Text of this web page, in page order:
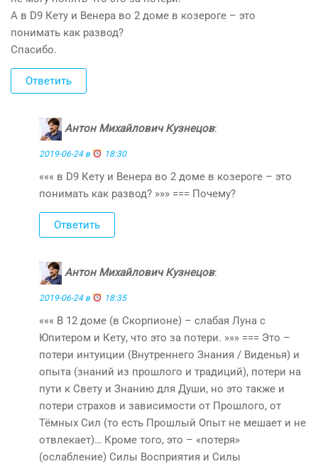
А в D9 Кету и Венера во 2 доме в козероге – это
понимать как развод?
Спасибо.
Ответить
Антон Михайлович Кузнецов:
2019-06-24 в 18:30
««« в D9 Кету и Венера во 2 доме в козероге – это
понимать как развод? »»» === Почему?
Ответить
Антон Михайлович Кузнецов:
2019-06-24 в 18:35
««« В 12 доме (в Скорпионе) – слабая Луна с
Юпитером и Кету, что это за потери. »»» === Это –
потери интуиции (Внутреннего Знания / Виденья) и
опыта (знаний из прошлого и традиций), потери на
пути к Свету и Знанию для Души, но это также и
потери страхов и зависимости от Прошлого, от
Тёмных Сил (то есть Прошлый Опыт не мешает и не
отвлекает)… Кроме того, это – «потеря»
(ослабление) Силы Восприятия и Силы